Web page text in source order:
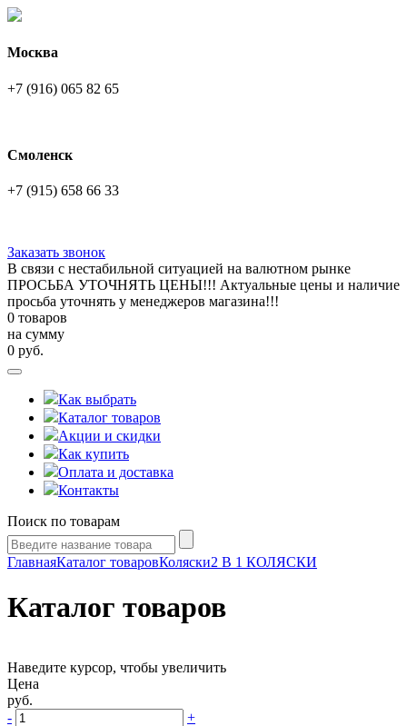
Москва
+7 (916) 065 82 65
Смоленск
+7 (915) 658 66 33
Заказать звонок
В связи с нестабильной ситуацией на валютном рынке
ПРОСЬБА УТОЧНЯТЬ ЦЕНЫ!!! Актуальные цены и наличие
просьба уточнять у менеджеров магазина!!!
0 товаров
на сумму
0 руб.
Как выбрать
Каталог товаров
Акции и скидки
Как купить
Оплата и доставка
Контакты
Поиск по товарам
ГлавнаяКаталог товаровКоляски2 В 1 КОЛЯСКИ
Каталог товаров
Наведите курсор, чтобы увеличить
Цена
руб.
-
+